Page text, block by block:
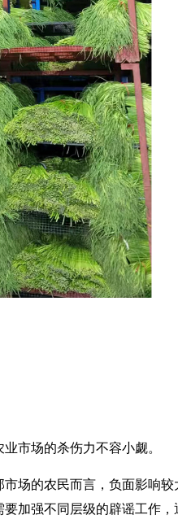
市场的杀伤力不容小觑。
的农民而言，负面影响较
加强不同层级的辟谣工作